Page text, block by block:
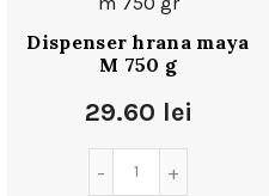
Dispenser hrana maya
M 750 g
29.60 lei